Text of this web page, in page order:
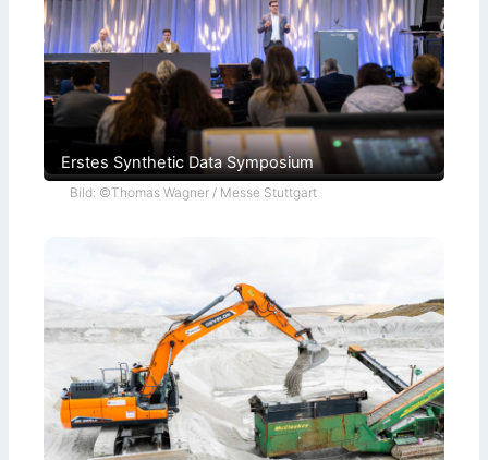
Erstes Synthetic Data Symposium
Bild: ©Thomas Wagner / Messe Stuttgart